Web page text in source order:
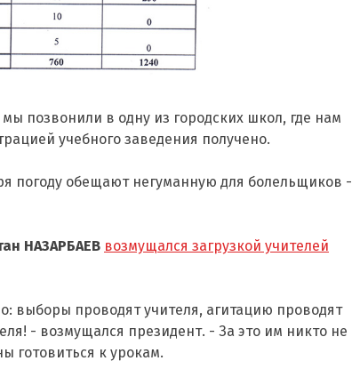
позвонили в одну из городских школ, где нам
учебного заведения получено.
погоду обещают негуманную для болельщиков -
НАЗАРБАЕВ возмущался загрузкой учителей
выборы проводят учителя, агитацию проводят
- возмущался президент. - За это им никто не
готовиться к урокам.